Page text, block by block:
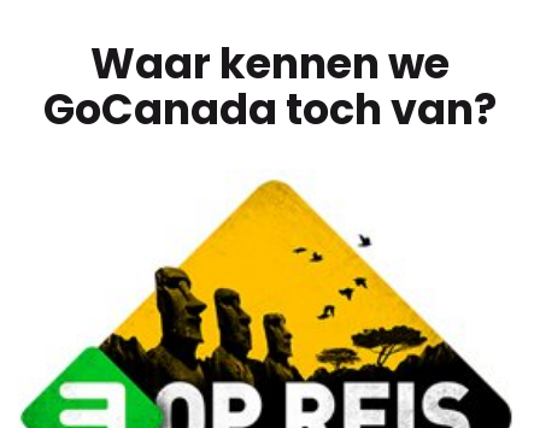
Waar kennen we
GoCanada toch van?